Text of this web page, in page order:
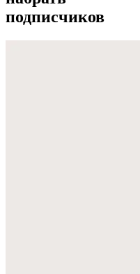
подписчиков